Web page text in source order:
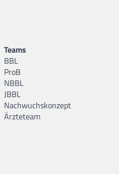
Teams
BBL
ProB
NBBL
JBBL
Nachwuchskonzept
Ärzteteam